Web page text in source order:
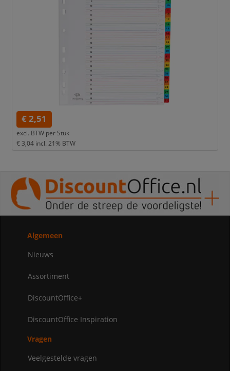
€ 2,51
excl. BTW per Stuk
€ 3,04 incl. 21% BTW
Algemeen
Nieuws
Assortiment
DiscountOffice+
DiscountOffice Inspiration
Vragen
Veelgestelde vragen